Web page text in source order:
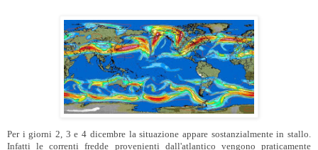
Per i giorni 2, 3 e 4 dicembre la situazione appare sostanzialmente in stallo.
Infatti le correnti fredde provenienti dall'atlantico vengono praticamente